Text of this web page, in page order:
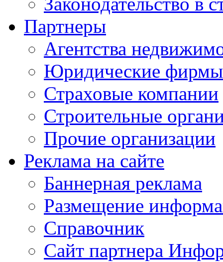
Партнеры
Агентства
Юридические фирмы
Страховые компании
Строительные
Прочие организации
Реклама на сайте
Баннерная реклама
Размещение
Справочник
Сайт партнера